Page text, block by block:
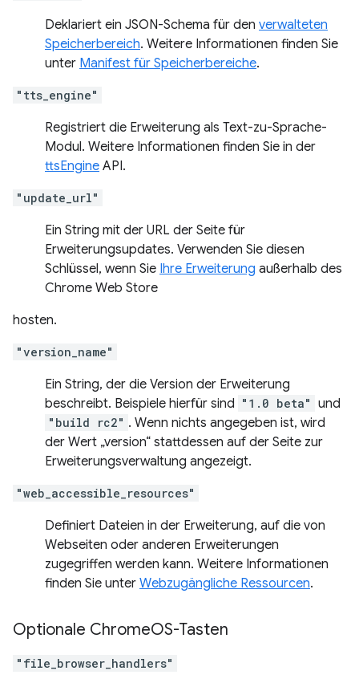
Deklariert ein JSON-Schema für den verwalteten
Speicherbereich. Weitere Informationen finden Sie
unter Manifest für Speicherbereiche.
"tts_engine"
Registriert die Erweiterung als Text-zu-Sprache-
Modul. Weitere Informationen finden Sie in der
ttsEngine API.
"update_url"
Ein String mit der URL der Seite für
Erweiterungsupdates. Verwenden Sie diesen
Schlüssel, wenn Sie Ihre Erweiterung außerhalb des
Chrome Web Store
hosten.
"version_name"
Ein String, der die Version der Erweiterung
beschreibt. Beispiele hierfür sind "1.0 beta" und
"build rc2" . Wenn nichts angegeben ist, wird
der Wert „version“ stattdessen auf der Seite zur
Erweiterungsverwaltung angezeigt.
"web_accessible_resources"
Definiert Dateien in der Erweiterung, auf die von
Webseiten oder anderen Erweiterungen
zugegriffen werden kann. Weitere Informationen
finden Sie unter Webzugängliche Ressourcen.
Optionale ChromeOS-Tasten
"file_browser_handlers"